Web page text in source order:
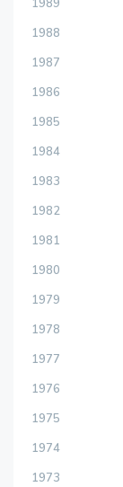
1989
1988
1987
1986
1985
1984
1983
1982
1981
1980
1979
1978
1977
1976
1975
1974
1973